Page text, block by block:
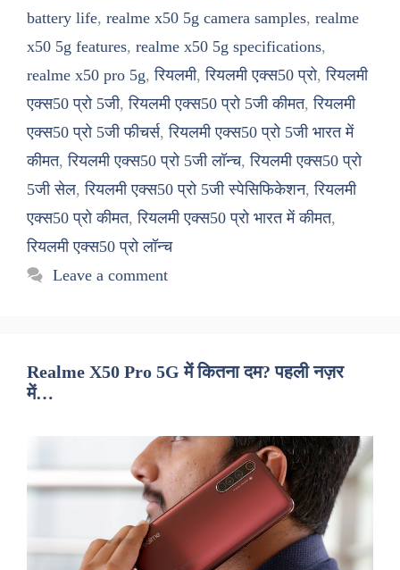
battery life, realme x50 5g camera samples, realme
x50 5g features, realme x50 5g specifications,
realme x50 pro 5g,रियलमी,रियलमी एक्स50 प्रो,रियलमी
एक्स50 प्रो 5जी,रियलमी एक्स50 प्रो 5जी कीमत,रियलमी
एक्स50 प्रो 5जी फीचर्स,रियलमी एक्स50 प्रो 5जी भारत में
कीमत,रियलमी एक्स50 प्रो 5जी लॉन्च,रियलमी एक्स50 प्रो
5जी सेल,रियलमी एक्स50 प्रो 5जी स्पेसिफिकेशन,रियलमी
एक्स50 प्रो कीमत,रियलमी एक्स50 प्रो भारत में कीमत,
रियलमी एक्स50 प्रो लॉन्च
Leave a comment
Realme X50 Pro 5G में कितना दम? पहली नज़र
में…